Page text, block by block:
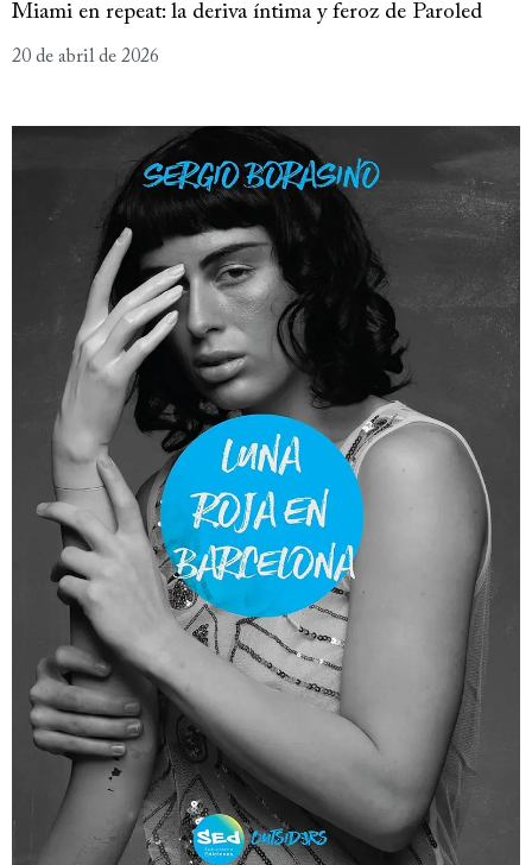
Miami en repeat: la deriva íntima y feroz de Paroled
20 de abril de 2026